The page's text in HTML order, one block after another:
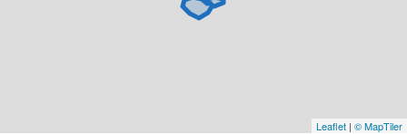
Leaflet | © MapTiler